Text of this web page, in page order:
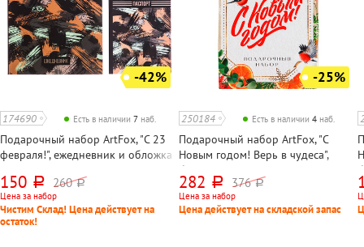
-42%
174690 Есть в наличии 7 наб.
Подарочный набор ArtFox, "С 23
февраля!", ежедневник и обложка
цветной
150 руб. 260 руб.
Цена за набор
Чистим Склад! Цена действует на
остаток!
-25%
250184 Есть в наличии 4 наб.
Подарочный набор ArtFox, "С
Новым годом! Верь в чудеса",
блокнот+свеча, 16,5см*10см*5см,
А6
282 руб. 376 руб.
Цена за набор
Цена действует на складской запас